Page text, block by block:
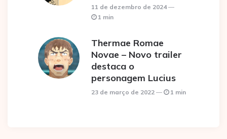
11 de dezembro de 2024
1 min
Thermae Romae
Novae – Novo trailer
destaca o
personagem Lucius
23 de março de 2022 1 min